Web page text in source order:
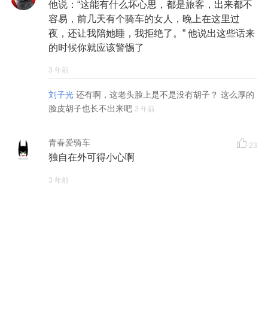
他说：“这能有什么坏心思，都是旅客，出来都不
容易，前几天有个骑车的女人，晚上在这里过
夜，还让我陪她睡，我拒绝了。” 他说出这些话来
的时候你就应该警惕了
3 年前
刘子光 还有啊，这老头脸上是不是没有胡子？ 这么厚的
脸皮胡子也长不出来吧 3 年前
青春爱骑车 23
独自在外可得小心啊
3 年前